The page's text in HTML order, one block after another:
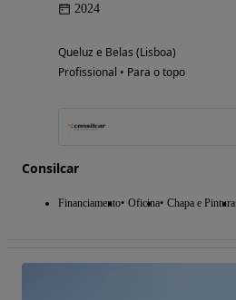
2024
Queluz e Belas (Lisboa)
Profissional • Para o topo
Consilcar
Financiamento Oficina Chapa e Pintura